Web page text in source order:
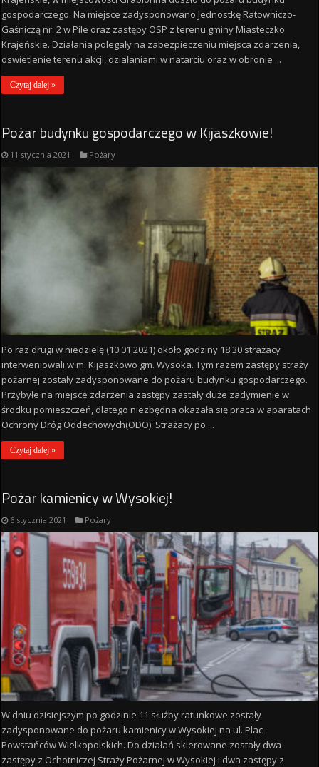
gospodarczego. Na miejsce zadysponowano Jednostkę Ratowniczo-
Gaśniczą nr. 2 w Pile oraz zastępy OSP z terenu gminy Miasteczko
Krajeńskie. Działania polegały na zabezpieczeniu miejsca zdarzenia,
oswietlenie terenu akcji, działaniami w natarciu oraz w obronie ...
Czytaj dalej »
Pożar budynku gospodarczego w Kijaszkowie!
11 stycznia 2021 Pożary
Po raz drugi w niedzielę (10.01.2021) około godziny 18:30 strażacy
interweniowali w m. Kijaszkowo gm. Wysoka. Tym razem zastępy straży
pożarnej zostały zadysponowane do pożaru budynku gospodarczego.
Przybyłe na miejsce zdarzenia zastępy zastały duże zadymienie w
środku pomieszczeń, dlatego niezbędna okazała się praca w aparatach
Ochrony Dróg Oddechowych(ODO). Strażacy po ...
Czytaj dalej »
Pożar kamienicy w Wysokiej!
6 stycznia 2021 Pożary
W dniu dzisiejszym po godzinie 11 służby ratunkowe zostały
zadysponowane do pożaru kamienicy w Wysokiej na ul. Plac
Powstańców Wielkopolskich. Do działań skierowane zostały dwa
zastępy z Ochotniczej Straży Pożarnej w Wysokiej i dwa zastępy z